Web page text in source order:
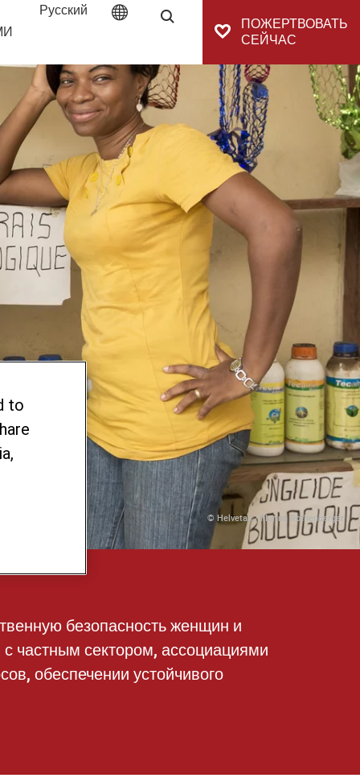
Русский Поиск
ПОЖЕРТВОВАТЬ
СЕЙЧАС
© Helvetas / Flurina Rothenberger
безопасность женщин и
частным сектором, ассоциациями
обеспечении устойчивого
to